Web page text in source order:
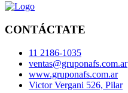
CONTÁCTATE
11 2186-1035
ventas@gruponafs.com.ar
www.gruponafs.com.ar
Victor Vergani 526, Pilar